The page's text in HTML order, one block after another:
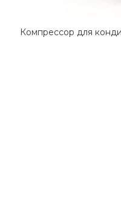
Компрессор для